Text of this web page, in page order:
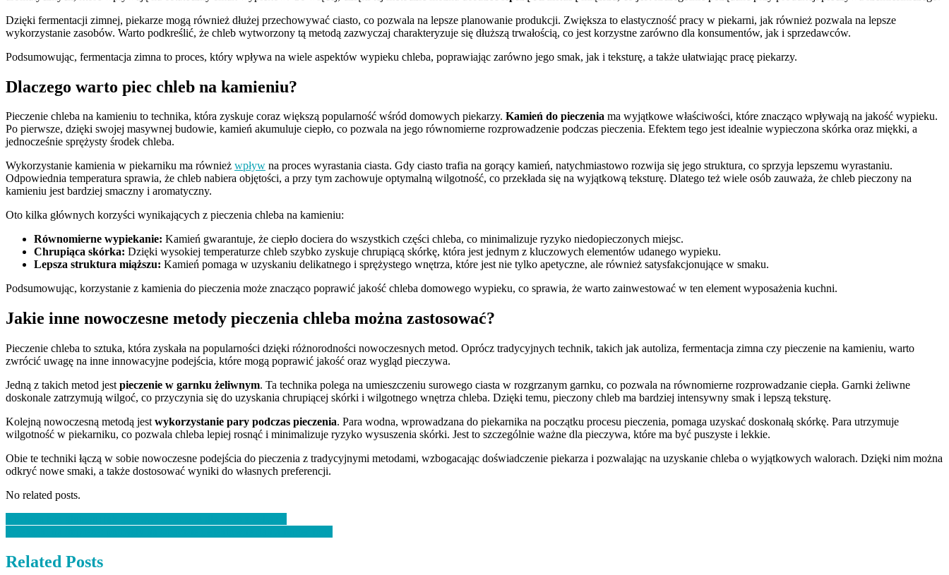
Dzięki fermentacji zimnej, piekarze mogą również dłużej przechowywać ciasto, co pozwala na lepsze planowanie produkcji. Zwiększa to elastyczność pracy w piekarni, jak również pozwala na lepsze
wykorzystanie zasobów. Warto podkreślić, że chleb wytworzony tą metodą zazwyczaj charakteryzuje się dłuższą trwałością, co jest korzystne zarówno dla konsumentów, jak i sprzedawców.
Podsumowując, fermentacja zimna to proces, który wpływa na wiele aspektów wypieku chleba, poprawiając zarówno jego smak, jak i teksturę, a także ułatwiając pracę piekarzy.
Dlaczego warto piec chleb na kamieniu?
Pieczenie chleba na kamieniu to technika, która zyskuje coraz większą popularność wśród domowych piekarzy. Kamień do pieczenia ma wyjątkowe właściwości, które znacząco wpływają na jakość wypieku.
Po pierwsze, dzięki swojej masywnej budowie, kamień akumuluje ciepło, co pozwala na jego równomierne rozprowadzenie podczas pieczenia. Efektem tego jest idealnie wypieczona skórka oraz miękki, a
jednocześnie sprężysty środek chleba.
Wykorzystanie kamienia w piekarniku ma również wpływ na proces wyrastania ciasta. Gdy ciasto trafia na gorący kamień, natychmiastowo rozwija się jego struktura, co sprzyja lepszemu wyrastaniu.
Odpowiednia temperatura sprawia, że chleb nabiera objętości, a przy tym zachowuje optymalną wilgotność, co przekłada się na wyjątkową teksturę. Dlatego też wiele osób zauważa, że chleb pieczony na
kamieniu jest bardziej smaczny i aromatyczny.
Oto kilka głównych korzyści wynikających z pieczenia chleba na kamieniu:
Równomierne wypiekanie: Kamień gwarantuje, że ciepło dociera do wszystkich części chleba, co minimalizuje ryzyko niedopieczonych miejsc.
Chrupiąca skórka: Dzięki wysokiej temperaturze chleb szybko zyskuje chrupiącą skórkę, która jest jednym z kluczowych elementów udanego wypieku.
Lepsza struktura miąższu: Kamień pomaga w uzyskaniu delikatnego i sprężystego wnętrza, które jest nie tylko apetyczne, ale również satysfakcjonujące w smaku.
Podsumowując, korzystanie z kamienia do pieczenia może znacząco poprawić jakość chleba domowego wypieku, co sprawia, że warto zainwestować w ten element wyposażenia kuchni.
Jakie inne nowoczesne metody pieczenia chleba można zastosować?
Pieczenie chleba to sztuka, która zyskała na popularności dzięki różnorodności nowoczesnych metod. Oprócz tradycyjnych technik, takich jak autoliza, fermentacja zimna czy pieczenie na kamieniu, warto
zwrócić uwagę na inne innowacyjne podejścia, które mogą poprawić jakość oraz wygląd pieczywa.
Jedną z takich metod jest pieczenie w garnku żeliwnym. Ta technika polega na umieszczeniu surowego ciasta w rozgrzanym garnku, co pozwala na równomierne rozprowadzanie ciepła. Garnki żeliwne
doskonale zatrzymują wilgoć, co przyczynia się do uzyskania chrupiącej skórki i wilgotnego wnętrza chleba. Dzięki temu, pieczony chleb ma bardziej intensywny smak i lepszą teksturę.
Kolejną nowoczesną metodą jest wykorzystanie pary podczas pieczenia. Para wodna, wprowadzana do piekarnika na początku procesu pieczenia, pomaga uzyskać doskonałą skórkę. Para utrzymuje
wilgotność w piekarniku, co pozwala chleba lepiej rosnąć i minimalizuje ryzyko wysuszenia skórki. Jest to szczególnie ważne dla pieczywa, które ma być puszyste i lekkie.
Obie te techniki łączą w sobie nowoczesne podejścia do pieczenia z tradycyjnymi metodami, wzbogacając doświadczenie piekarza i pozwalając na uzyskanie chleba o wyjątkowych walorach. Dzięki nim można
odkryć nowe smaki, a także dostosować wyniki do własnych preferencji.
No related posts.
Nawigacja
wpisu
Related Posts